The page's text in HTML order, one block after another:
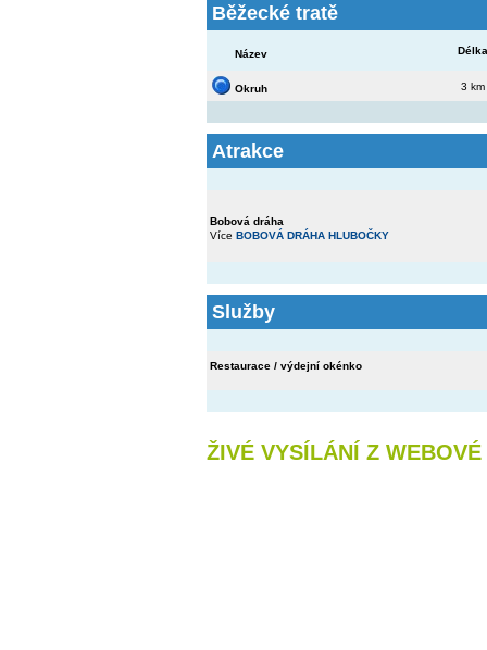
Běžecké tratě
Název Délka
Okruh 3 km
Atrakce
Bobová dráha
Více BOBOVÁ DRÁHA HLUBOČKY
Služby
Restaurace / výdejní okénko
ŽIVÉ VYSÍLÁNÍ Z